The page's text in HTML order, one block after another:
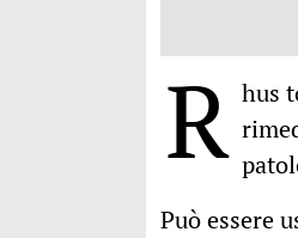
R hus
Può essere